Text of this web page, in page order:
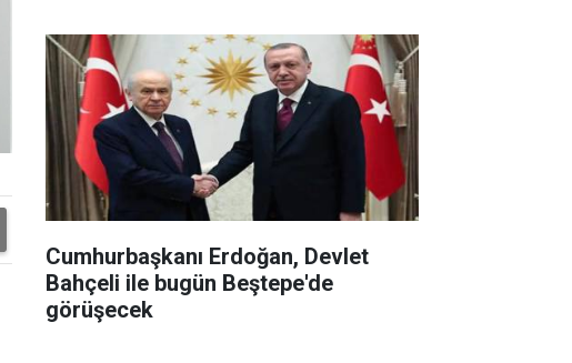
Cumhurbaşkanı Erdoğan, Devlet
Bahçeli ile bugün Beştepe'de
görüşecek